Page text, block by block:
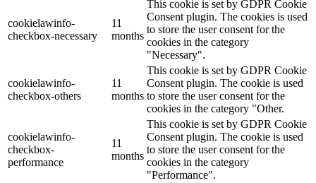
cookielawinfo-
checkbox-necessary
11
months
This cookie is set by GDPR Cookie
Consent plugin. The cookies is used
to store the user consent for the
cookies in the category
"Necessary".
cookielawinfo-
checkbox-others
11
months
This cookie is set by GDPR Cookie
Consent plugin. The cookie is used
to store the user consent for the
cookies in the category "Other.
cookielawinfo-
checkbox-
performance
11
months
This cookie is set by GDPR Cookie
Consent plugin. The cookie is used
to store the user consent for the
cookies in the category
"Performance".